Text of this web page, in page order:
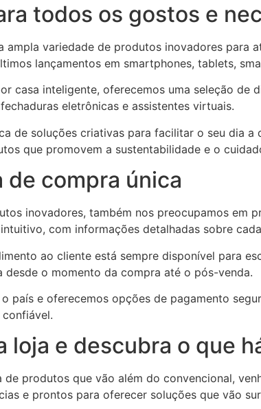
todos os gostos e
ampla variedade de produtos inovadores para
lançamentos em smartphones, tablets,
casa inteligente, oferecemos uma seleção
eletrônicas e assistentes virtuais.
de soluções criativas para facilitar o seu dia
que promovem a sustentabilidade e o
de compra única
inovadores, também nos preocupamos em
com informações detalhadas sobre
ao cliente está sempre disponível para
desde o momento da compra até o pós-venda.
país e oferecemos opções de pagamento
loja e descubra o que
de produtos que vão além do convencional,
e prontos para oferecer soluções que vão